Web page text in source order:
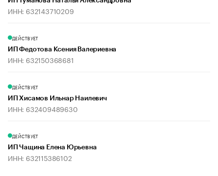
ИНН: 632143710209
ДЕЙСТВУЕТ
ИП Федотова Ксения Валериевна
ИНН: 632150368681
ДЕЙСТВУЕТ
ИП Хисамов Ильнар Наилевич
ИНН: 632409489630
ДЕЙСТВУЕТ
ИП Чащина Елена Юрьевна
ИНН: 632115386102